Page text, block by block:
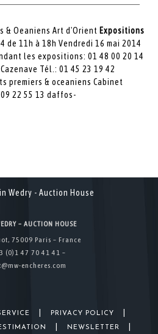
& Oeaniens Art d'Orient Expositions
de 11h à 18h Vendredi 16 mai 2014
les expositions: 01 48 00 20 14
Tél.: 01 45 23 19 42
premiers & oceaniens Cabinet
22 55 13 daffos-
– AUCTION HOUSE
75009 Paris – France
(0)1 47 70 41 41 –
encheres.com
PRIVACY POLICY
NEWSLETTER